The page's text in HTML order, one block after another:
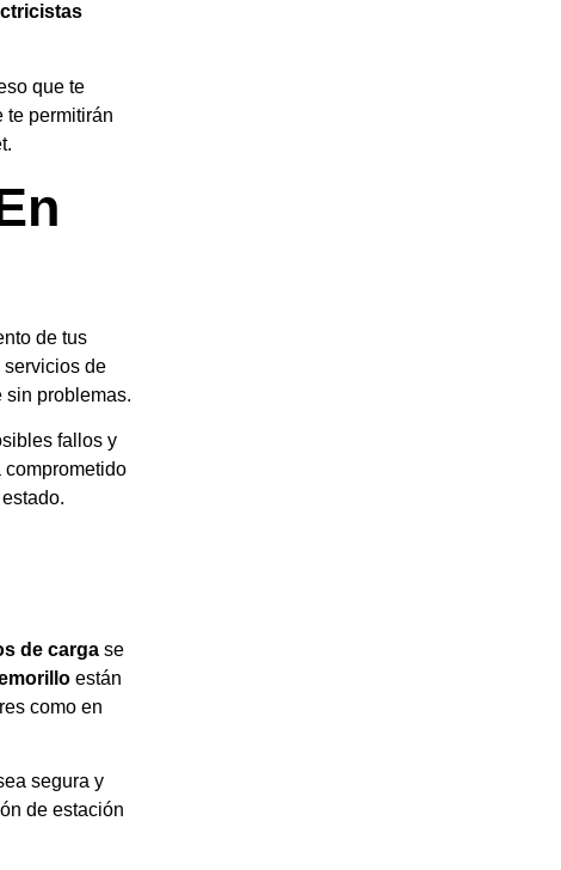
que te
te permitirán
de tus
servicios de
sin problemas.
fallos y
comprometido
de carga se
están
como en
segura y
de estación